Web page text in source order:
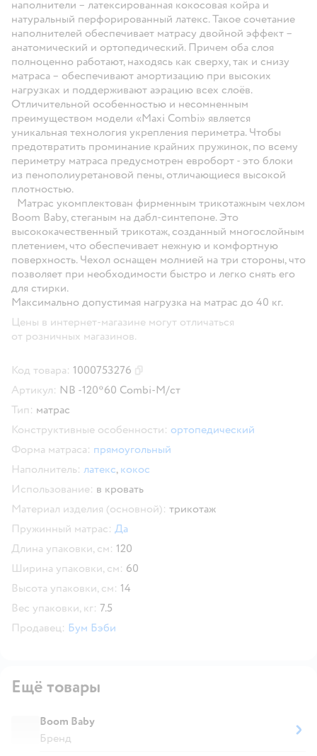
наполнители – латексированная кокосовая койра и
натуральный перфорированный латекс. Такое сочетание
наполнителей обеспечивает матрасу двойной эффект –
анатомический и ортопедический. Причем оба слоя
полноценно работают, находясь как сверху, так и снизу
матраса – обеспечивают амортизацию при высоких
нагрузках и поддерживают аэрацию всех слоёв.
Отличительной особенностью и несомненным
преимуществом модели «Maxi Combi» является
уникальная технология укрепления периметра. Чтобы
предотвратить проминание крайних пружинок, по всему
периметру матраса предусмотрен евроборт - это блоки
из пенополиуретановой пены, отличающиеся высокой
плотностью.
Матрас укомплектован фирменным трикотажным чехлом
Boom Baby, стеганым на дабл-синтепоне. Это
высококачественный трикотаж, созданный многослойным
плетением, что обеспечивает нежную и комфортную
поверхность. Чехол оснащен молнией на три стороны, что
позволяет при необходимости быстро и легко снять его
для стирки.
Максимально допустимая нагрузка на матрас до 40 кг.
Цены в интернет-магазине могут отличаться
от розничных магазинов.
Код товара: 1000753276
Артикул: NB -120*60 Combi-M/ст
Тип: матрас
Конструктивные особенности: ортопедический
Форма матраса: прямоугольный
Наполнитель: латекс, кокос
Использование: в кровать
Материал изделия (основной): трикотаж
Пружинный матрас: Да
Длина упаковки, см: 120
Ширина упаковки, см: 60
Высота упаковки, см: 14
Вес упаковки, кг: 7.5
Продавец: Бум Бэби
Ещё товары
Boom Baby
Бренд